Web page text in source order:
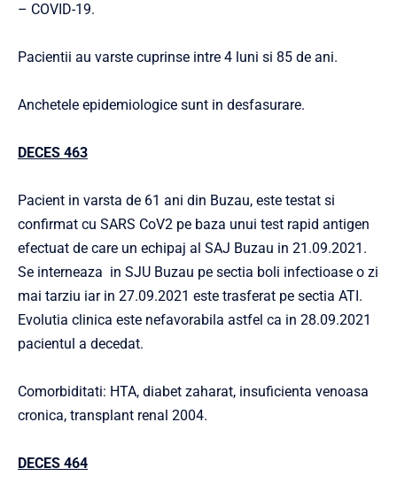
– COVID-19.
Pacientii au varste cuprinse intre 4 luni si 85 de ani.
Anchetele epidemiologice sunt in desfasurare.
DECES 463
Pacient in varsta de 61 ani din Buzau, este testat si
confirmat cu SARS CoV2 pe baza unui test rapid antigen
efectuat de care un echipaj al SAJ Buzau in 21.09.2021.
Se interneaza in SJU Buzau pe sectia boli infectioase o zi
mai tarziu iar in 27.09.2021 este trasferat pe sectia ATI.
Evolutia clinica este nefavorabila astfel ca in 28.09.2021
pacientul a decedat.
Comorbiditati: HTA, diabet zaharat, insuficienta venoasa
cronica, transplant renal 2004.
DECES 464